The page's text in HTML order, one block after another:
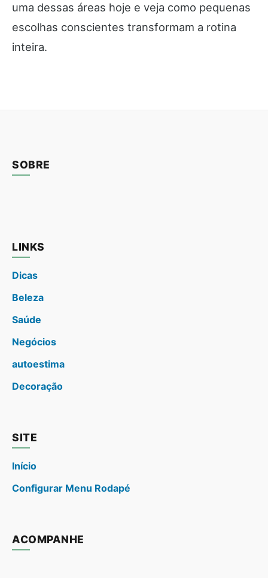
uma dessas áreas hoje e veja como pequenas
escolhas conscientes transformam a rotina
inteira.
SOBRE
LINKS
Dicas
Beleza
Saúde
Negócios
autoestima
Decoração
SITE
Início
Configurar Menu Rodapé
ACOMPANHE